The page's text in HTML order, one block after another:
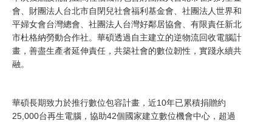
會、財團法人台北市自閉兒社會福利基金會、社團法人世界和
平婦女會台灣總會、社團法人台灣好鄰居協會、有限責任新北
市杜格納勞動合作社。華碩透過自主建立的逆物流回收電腦計
畫，善盡生產者延伸責任，共築社會的數位韌性，實踐永續共
融。
華碩長期致力於推行數位包容計畫，近10年已累積捐贈約
25,000台再生電腦，協助42個國家建立數位機會中心，超過